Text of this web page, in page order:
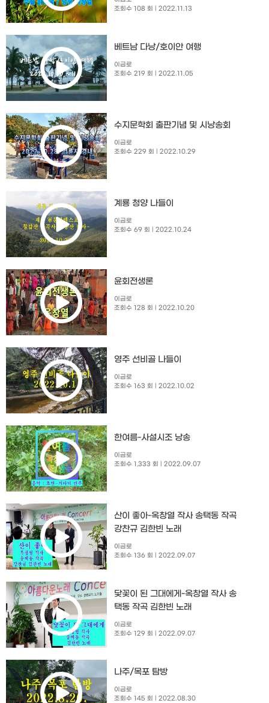
조회수 108 회
| 2022.11.13
베트남 다낭/호이안 여행
이금로
조회수 219 회
| 2022.11.05
수지문학회 출판기념 및 시낭송회​
이금로
조회수 229 회
| 2022.10.29
계룡 청양 나들이
이금로
조회수 69 회
| 2022.10.24
윤회전생론
이금로
조회수 128 회
| 2022.10.20
영주 선비골 나들이
이금로
조회수 163 회
| 2022.10.02
한여름-사설시조 낭송
이금로
조회수 1,333 회
| 2022.09.07
산이 좋아-옥창열 작사 송택동 작곡
강찬규 김한빈 노래
이금로
조회수 136 회
| 2022.09.07
닻꽃이 된 그대에게-옥창열 작사 송
택동 작곡 김한빈 노래
이금로
조회수 129 회
| 2022.09.07
나주/목포 탐방
이금로
조회수 145 회
| 2022.08.30